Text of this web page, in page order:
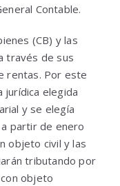
Contable.
(CB) y las
través de sus
rentas. Por este
elegida
y se elegía
a partir de enero
objeto civil y las
tributando por
con objeto